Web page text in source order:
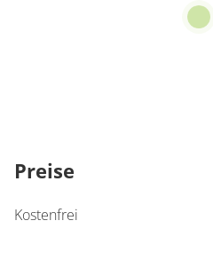
Preise
Kostenfrei